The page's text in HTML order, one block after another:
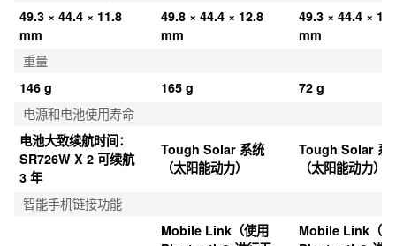
49.3 × 44.4 × 11.8
mm
49.8 × 44.4 × 12.8
mm
49.3 × 44.4 ×
mm
重量
146 g
165 g
72 g
电源和电池使用寿命
电池大致续航时间：
SR726W X 2 可续航
3 年
Tough Solar 系统
（太阳能动力）
Tough Solar 系
（太阳能动力）
智能手机链接功能
Mobile Link（使用
Mobile Link（